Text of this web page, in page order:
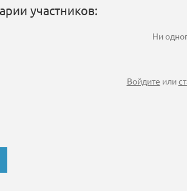
участников:
Ни
Войдите или